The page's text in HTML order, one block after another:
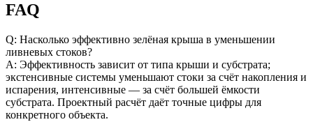
FAQ
Q: Насколько эффективно зелёная крыша в уменьшении
ливневых стоков?
A: Эффективность зависит от типа крыши и субстрата;
экстенсивные системы уменьшают стоки за счёт накопления и
испарения, интенсивные — за счёт большей ёмкости
субстрата. Проектный расчёт даёт точные цифры для
конкретного объекта.